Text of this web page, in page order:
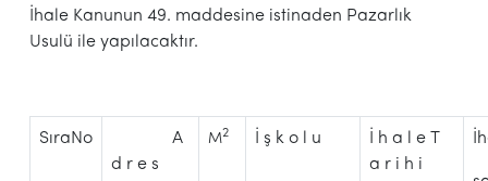
İhale Kanunun 49. maddesine istinaden Pazarlık
Usulü ile yapılacaktır.
SıraNo
A
d r e s
M2 İ ş k o l u
İ h a l e T
a r i h i